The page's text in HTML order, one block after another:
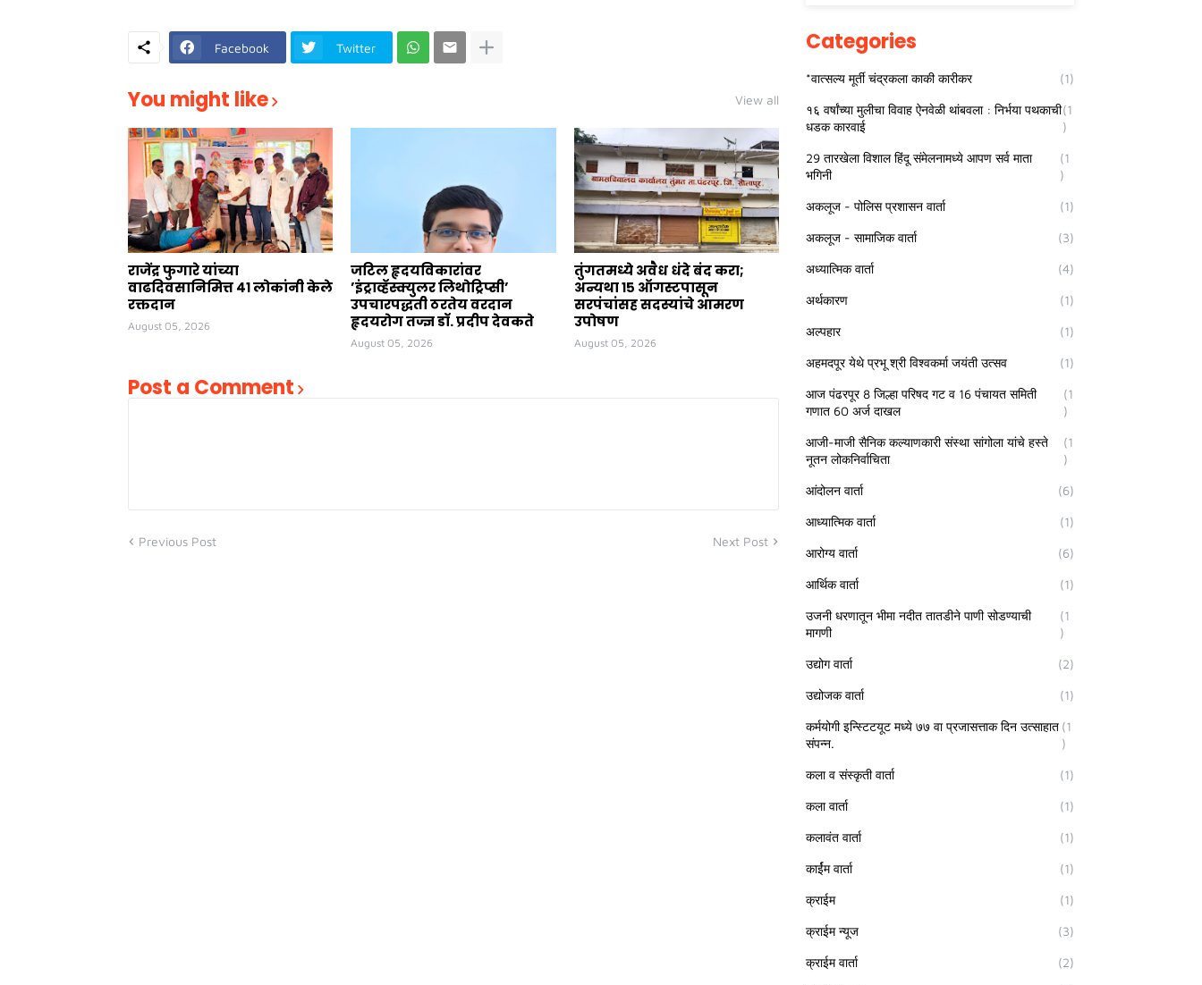
Facebook Twitter
You might like View all
राजेंद्र फुगारे यांच्या
वाढदिवसानिमित्त ४१ लोकांनी केले
रक्तदान
August 05, 2026
जटिल हृदयविकारांवर
’इंट्राव्हॅस्क्युलर लिथोट्रिप्सी’
उपचारपद्धती ठरतेय वरदान
हृदयरोग तज्ज्ञ डॉ. प्रदीप देवकते
August 05, 2026
तुंगतमध्ये अवैध धंदे बंद करा;
अन्यथा १५ ऑगस्टपासून
सरपंचांसह सदस्यांचे आमरण
उपोषण
August 05, 2026
Post a Comment
Previous Post Next Post
Categories
*वात्सल्य मूर्ती चंद्रकला काकी कारीकर (1)
१६ वर्षांच्या मुलीचा विवाह ऐनवेळी थांबवला : निर्भया पथकाची
धडक कारवाई
(1
)
29 तारखेला विशाल हिंदू संमेलनामध्ये आपण सर्व माता
भगिनी
(1
)
अकलूज - पोलिस प्रशासन वार्ता (1)
अकलूज - सामाजिक वार्ता (3)
अध्यात्मिक वार्ता (4)
अर्थकारण (1)
अल्पहार (1)
अहमदपूर येथे प्रभू श्री विश्वकर्मा जयंती उत्सव (1)
आज पंढरपूर 8 जिल्हा परिषद गट व 16 पंचायत समिती
गणात 60 अर्ज दाखल
(1
)
आजी-माजी सैनिक कल्याणकारी संस्था सांगोला यांचे हस्ते
नूतन लोकनिर्वाचिता
(1
)
आंदोलन वार्ता (6)
आध्यात्मिक वार्ता (1)
आरोग्य वार्ता (6)
आर्थिक वार्ता (1)
उजनी धरणातून भीमा नदीत तातडीने पाणी सोडण्याची
मागणी
(1
)
उद्योग वार्ता (2)
उद्योजक वार्ता (1)
कर्मयोगी इन्स्टिटयूट मध्ये ७७ वा प्रजासत्ताक दिन उत्साहात
संपन्न.
(1
)
कला व संस्कृती वार्ता (1)
कला वार्ता (1)
कलावंत वार्ता (1)
कार्ईम वार्ता (1)
क्राईम (1)
क्राईम न्यूज (3)
क्राईम वार्ता (2)